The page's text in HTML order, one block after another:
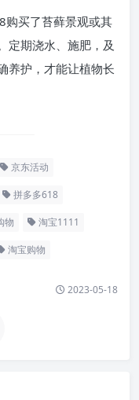
购买了苔藓景观或其
定期浇水、施肥，及
养护，才能让植物长
京东活动
拼多多618
物 淘宝1111
淘宝购物
2023-05-18